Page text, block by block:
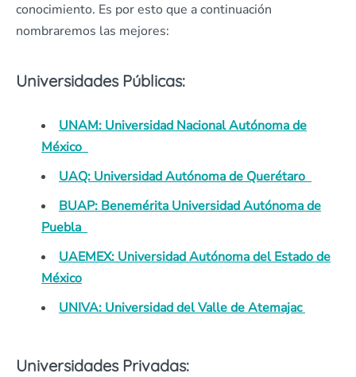
conocimiento. Es por esto que a continuación
nombraremos las mejores:
Universidades Públicas:
UNAM: Universidad Nacional Autónoma de
México
UAQ: Universidad Autónoma de Querétaro
BUAP: Benemérita Universidad Autónoma de
Puebla
UAEMEX: Universidad Autónoma del Estado de
México
UNIVA: Universidad del Valle de Atemajac
Universidades Privadas: